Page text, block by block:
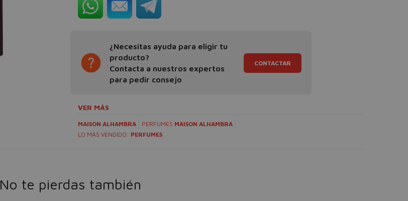
¿Necesitas ayuda para eligir tu
producto?
Contacta a nuestros expertos
para pedir consejo
CONTACTAR
VER MÁS
MAISON ALHAMBRA PERFUMES MAISON ALHAMBRA
LO MÁS VENDIDO: PERFUMES
No te pierdas también